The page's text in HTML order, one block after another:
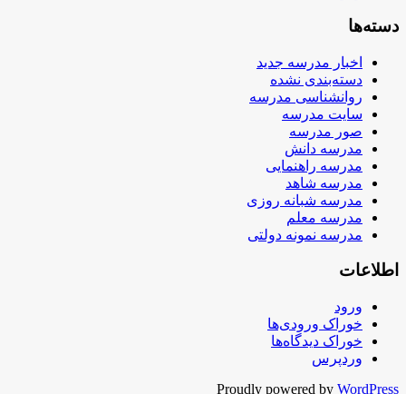
دسته‌ها
اخبار مدرسه جدید
دسته‌بندی نشده
روانشناسی مدرسه
سایت مدرسه
صور مدرسه
مدرسه دانش
مدرسه راهنمایی
مدرسه شاهد
مدرسه شبانه روزی
مدرسه معلم
مدرسه نمونه دولتی
اطلاعات
ورود
خوراک ورودی‌ها
خوراک دیدگاه‌ها
وردپرس
Proudly powered by WordPress